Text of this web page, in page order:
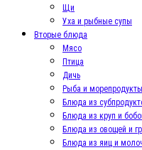
Щи
Уха и рыбные супы
Вторые блюда
Мясо
Птица
Дичь
Рыба и морепродукты
Блюда из
Блюда из круп и
Блюда из овощей и
Блюда из яиц и